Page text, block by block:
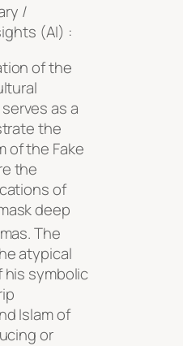
/
(AI) :
of the
as a
the
of the Fake
the
of
deep
. The
atypical
symbolic
Islam of
or